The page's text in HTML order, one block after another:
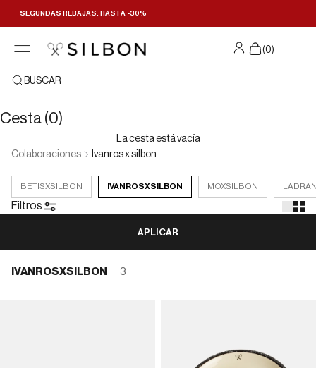
SEGUNDAS REBAJAS: HASTA -30%
(0)
BUSCAR
Cesta (0)
La cesta está vacía
Colaboraciones
Ivanros x silbon
BETISXSILBON IVANROSXSILBON MOXSILBON
Filtros
APLICAR
IVANROSXSILBON 3